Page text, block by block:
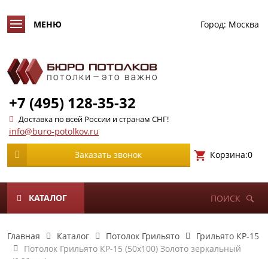
Город: Москва
+7 (495) 128-35-32
Доставка по всей России и странам СНГ!
info@buro-potolkov.ru
Заказать звонок Корзина:0
КАТАЛОГ ПОИСК
Главная Каталог Потолок Грильято
Грильято КР-15
Потолок Грильято КР-15 (50х100) Золото зеркальный